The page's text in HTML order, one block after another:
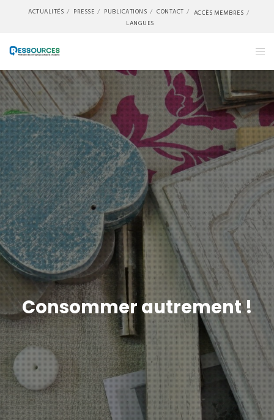
ACTUALITÉS PRESSE PUBLICATIONS CONTACT
ACCÈS MEMBRES
LANGUES
Consommer autrement !